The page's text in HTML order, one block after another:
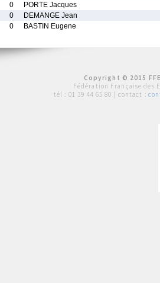
0
PORTE Jacques
0
DEMANGE Jean
0 BASTIN Eugene
Copyright © 2015
Fédération Française des
tél : 01 39 44 65 80 | contact :